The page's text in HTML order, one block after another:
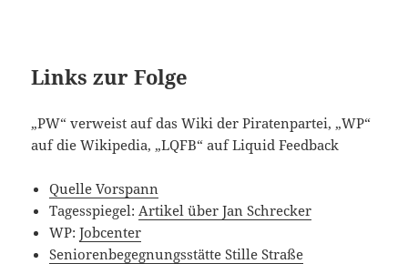
Links zur Folge
„PW“ verweist auf das Wiki der Piratenpartei, „WP“
auf die Wikipedia, „LQFB“ auf Liquid Feedback
Quelle Vorspann
Tagesspiegel: Artikel über Jan Schrecker
WP:Jobcenter
Seniorenbegegnungsstätte Stille Straße